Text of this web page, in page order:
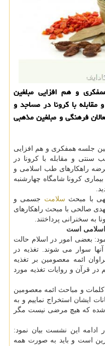
و هم افزایی مبلغین
با کرونا در مساجد و
فرهنگی و مبلغین مذهبی
جلسه همفکری و هم افزایی
و مقابله با کرونا در
راهکارهای طب اسلامی و
بیماری کرونا شامگاه چهارشنبه
با مبحث سلامت جسمی و
صالحی با مبحث راهکارهای
به سخنرانی پرداختند.
اسلامی است
بعضی امور در اسلام حالت
آنها سوار می شوند. تغذیه در
ائمه معصومین بر تغذیه
در قرآن و روایات تغذیه مورد
کلمات و مباحث ائمه معصومین
ایشان استخراج نماییم و به
شده که هیچ مرضی نیست مگر
این نشست بیان نمود:
است و باید به صورت همه